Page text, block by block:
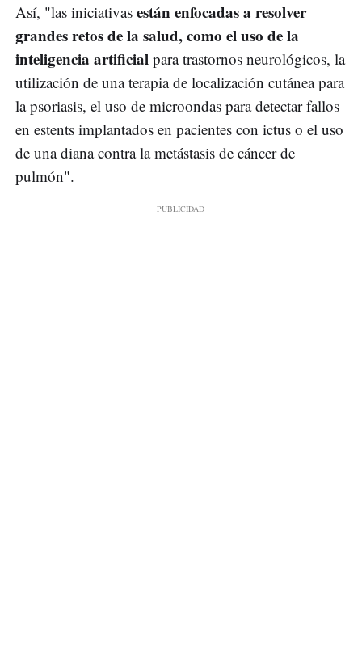
Así, "las iniciativas están enfocadas a resolver
grandes retos de la salud, como el uso de la
inteligencia artificial para trastornos neurológicos, la
utilización de una terapia de localización cutánea para
la psoriasis, el uso de microondas para detectar fallos
en estents implantados en pacientes con ictus o el uso
de una diana contra la metástasis de cáncer de
pulmón".